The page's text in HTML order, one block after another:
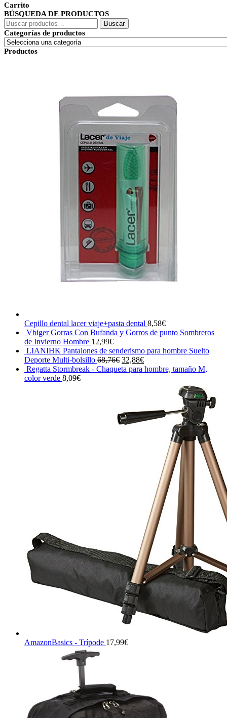
era:
12,90€.
es:
Carrito
BÚSQUEDA DE PRODUCTOS
Buscar
por:
Buscar
Categorías de productos
Productos
Cepillo dental lacer viaje+pasta dental 8,58€
Vbiger Gorras Con Bufanda y Gorros de punto Sombreros
de Invierno Hombre 12,99€
LIANIHK Pantalones de senderismo para hombre Suelto
Deporte Multi-bolsillo 68,76€ El
precio
32,88€El
precio
Regatta Stormbreak - Chaqueta para hombre, tamaño M,
color verde 8,09€
AmazonBasics - Trípode 17,99€